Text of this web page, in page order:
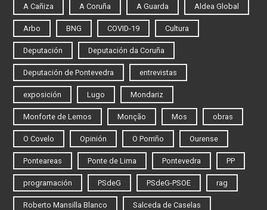
A Cañiza A Coruña A Guarda Aldea Global
Arbo BNG COVID-19 Cultura
Deputación Deputación da Coruña
Deputación de Pontevedra entrevistas
exposición Lugo Mondariz
Monforte de Lemos Monção Mos obras
O Covelo Opinión O Porriño Ourense
Ponteareas Ponte de Lima Pontevedra PP
programación PSdeG PSdeG-PSOE rag
Roberto Mansilla Blanco Salceda de Caselas